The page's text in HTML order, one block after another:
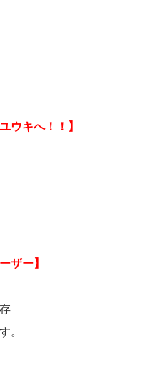
ウキへ！！】
ザー】
。